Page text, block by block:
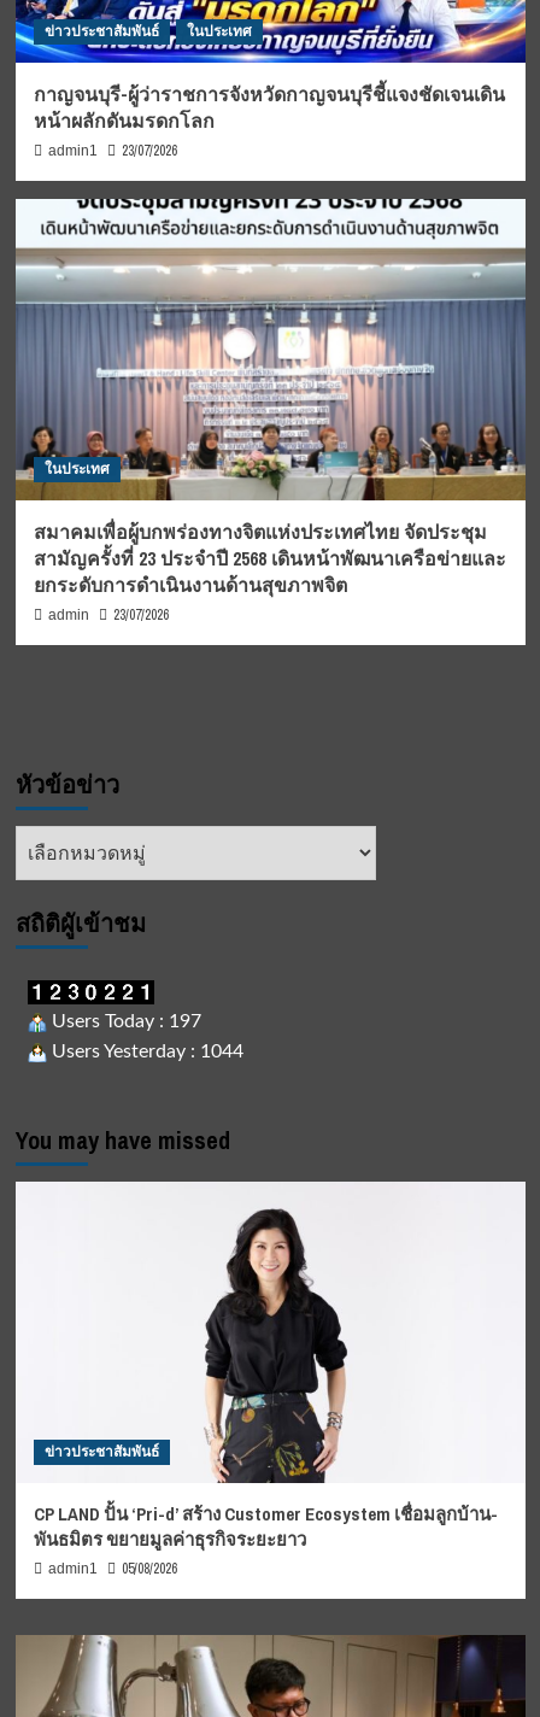
ข่าวประชาสัมพันธ์ ในประเทศ
กาญจนบุรี-ผู้ว่าราชการจังหวัดกาญจนบุรีชี้แจงชัดเจนเดิน
หน้าผลักดันมรดกโลก
admin1 23/07/2026
ในประเทศ
สมาคมเพื่อผู้บกพร่องทางจิตแห่งประเทศไทย จัดประชุม
สามัญครั้งที่ 23 ประจำปี 2568 เดินหน้าพัฒนาเครือข่ายและ
ยกระดับการดำเนินงานด้านสุขภาพจิต
admin 23/07/2026
หัวข้อข่าว
หัวข้อ
สถิติผูัเข้าชม
Users Today : 197
Users Yesterday : 1044
You may have missed
ข่าวประชาสัมพันธ์
CP LAND ปั้น ‘Pri-d’ สร้าง Customer Ecosystem เชื่อมลูกบ้าน-
พันธมิตร ขยายมูลค่าธุรกิจระยะยาว
admin1 05/08/2026